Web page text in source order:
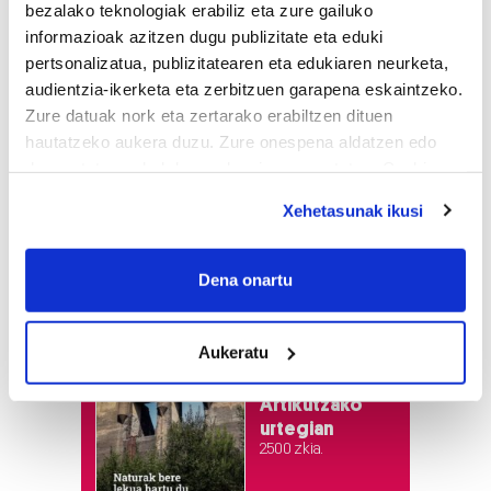
bezalako teknologiak erabiliz eta zure gailuko
informazioak azitzen dugu publizitate eta eduki
pertsonalizatua, publizitatearen eta edukiaren neurketa,
audientzia-ikerketa eta zerbitzuen garapena eskaintzeko.
Zure datuak nork eta zertarako erabiltzen dituen
hautatzeko aukera duzu. Zure onespena aldatzen edo
If you allow, we would also like to:
Collect information about your geographical
meters
Identify your device by actively scanning it for
specific characteristics (fingerprinting)
Find out more about how your personal data is processed
and set your preferences in thedetails section
Xehetasunak ikusi
Dena onartu
Aukeratu
Astekaria
Naturak bere
lekua hartu du
Artikutzako
urtegian
2.500 zkia.